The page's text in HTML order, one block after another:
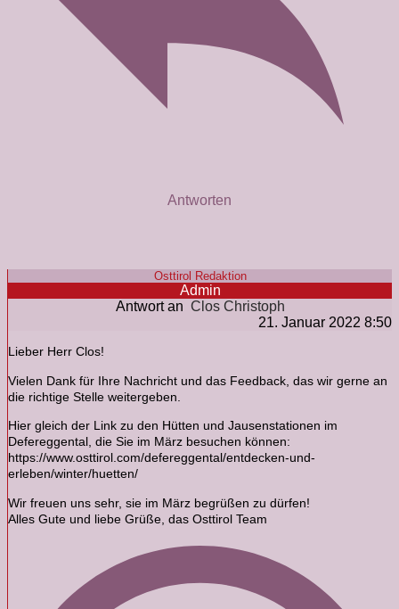
Antworten
Osttirol Redaktion
Admin
Antwort an Clos Christoph
21. Januar 2022 8:50
Lieber Herr Clos!
Vielen Dank für Ihre Nachricht und das Feedback, das wir gerne an
die richtige Stelle weitergeben.
Hier gleich der Link zu den Hütten und Jausenstationen im
Defereggental, die Sie im März besuchen können:
https://www.osttirol.com/defereggental/entdecken-und-
erleben/winter/huetten/
Wir freuen uns sehr, sie im März begrüßen zu dürfen!
Alles Gute und liebe Grüße, das Osttirol Team